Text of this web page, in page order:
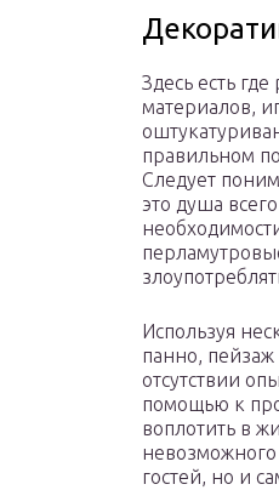
Здесь есть
материалов,
правильном
Следует
это душа
Используя
панно, пейзаж
отсутствии
помощью к
воплотить в
невозможного
гостей, но и